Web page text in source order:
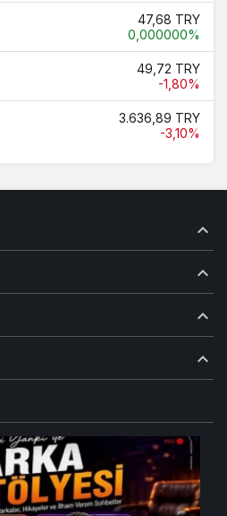
47,68 TRY
0,000000%
49,72 TRY
-1,80%
3.636,89 TRY
-3,10%